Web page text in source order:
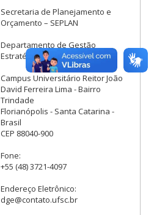
Secretaria de Planejamento e
Orçamento – SEPLAN
Departamento de Gestão
Estratégica - DGE
Campus Universitário Reitor João
David Ferreira Lima - Bairro
Trindade
Florianópolis - Santa Catarina -
Brasil
CEP 88040-900
Fone:
+55 (48) 3721-4097
Endereço Eletrônico:
dge@contato.ufsc.br